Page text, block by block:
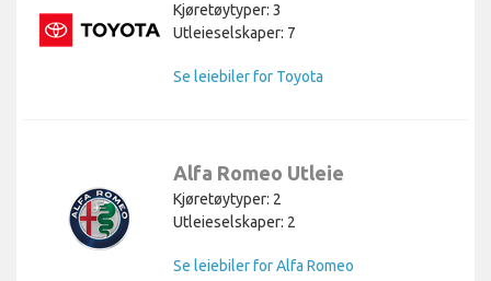
Kjøretøytyper: 3
Utleieselskaper: 7
Se leiebiler for Toyota
Alfa Romeo Utleie
Kjøretøytyper: 2
Utleieselskaper: 2
Se leiebiler for Alfa Romeo